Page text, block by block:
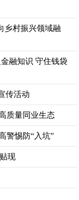
乡村振兴领域融
融知识 守住钱袋
传活动
质量同业生态
警惕防“入坑”
现